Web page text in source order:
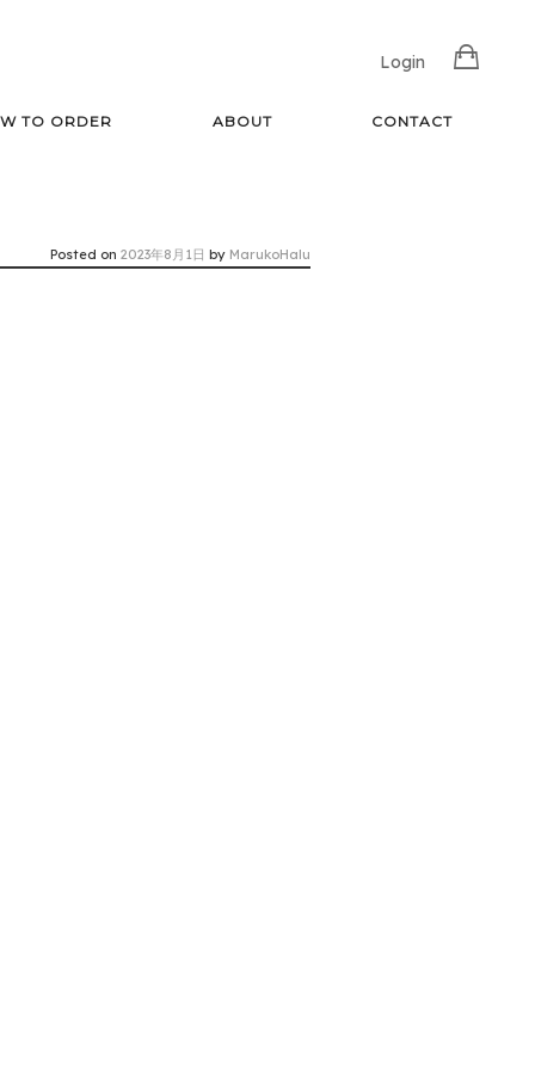
Login
TO ORDER ABOUT CONTACT
Posted on 2023年8月1日 by MarukoHalu